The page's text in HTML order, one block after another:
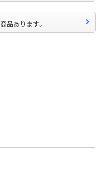
商品あります。